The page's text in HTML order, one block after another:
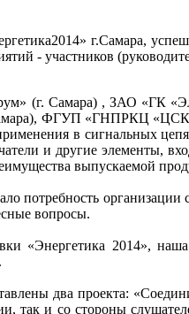
г.Самара,
- участников
(г. Самара) , ЗАО «ГК
ФГУП «ГНПРКЦ «ЦСКБ-
в сигнальных
и другие элементы,
выпускаемой
потребность
вопросы.
«Энергетика 2014»,
два проекта:
так и со стороны